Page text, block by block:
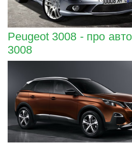
Peugeot 3008 - про
3008